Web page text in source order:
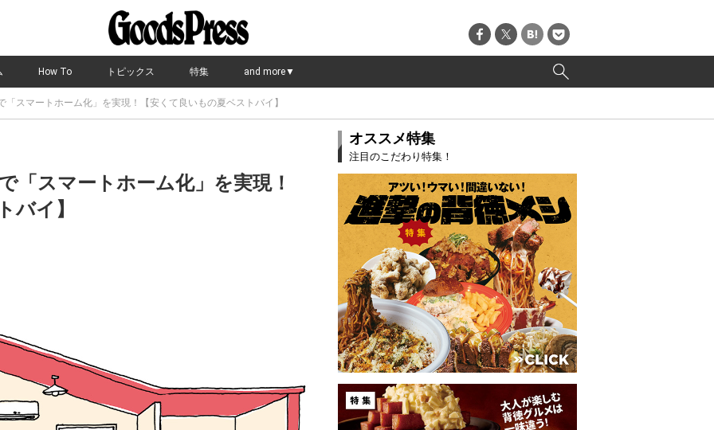
How To トピックス 特集 and more▼
スマートホーム化」を実現！【安くて良いもの夏ベストバイ】
「スマートホーム化」を実現！
バイ】
オススメ特集
注目のこだわり特集！